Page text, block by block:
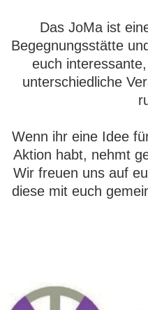
Das JoMa ist
Begegnungsstätte
euch
unterschiedliche
Wenn ihr eine Idee
Aktion habt, nehmt
Wir freuen uns auf
diese mit euch